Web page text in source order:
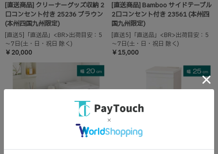
[直送商品] クリーナーグッズ収納 2
口コンセント付き 25236 ブラウン
(本州四国九州限定)
[直送5]「直送品」<BR>出荷目安：5
～7日(土・日・祝日 除く)
￥20,000
[直送商品] Bamboo サイドテーブル
2口コンセント付き 23561 (本州四
国九州限定)
[直送5]「直送品」<BR>出荷目安：5
～7日(土・日・祝日 除く)
￥15,000